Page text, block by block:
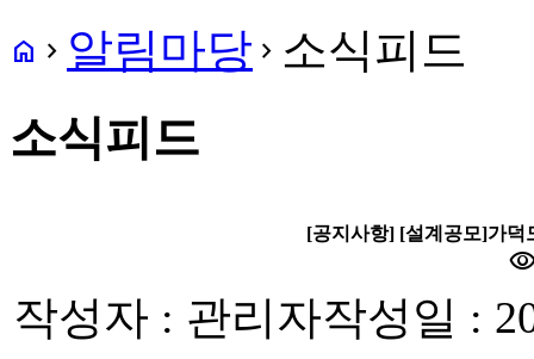
home navigate_next 알림마당 navigate_next 소식피드
소식피드
[공지사항] [설계공모]가덕
작성자 : 관리자작성일 :